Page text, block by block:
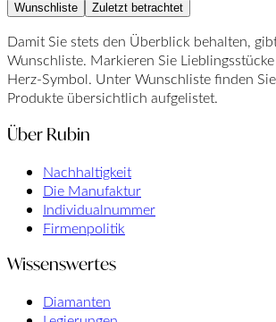
Wunschliste Zuletzt betrachtet
Damit Sie stets den Überblick behalten,
Wunschliste. Markieren Sie
Herz-Symbol. Unter Wunschliste finden
Produkte übersichtlich aufgelistet.
Über Rubin
Nachhaltigkeit
Die Manufaktur
Individualnummer
Firmenpolitik
Wissenswertes
Diamanten